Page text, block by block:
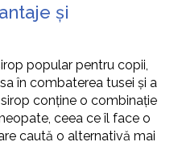
și
popular pentru copii,
în combaterea tusei și a
conține o combinație
ceea ce îl face o
caută o alternativă mai